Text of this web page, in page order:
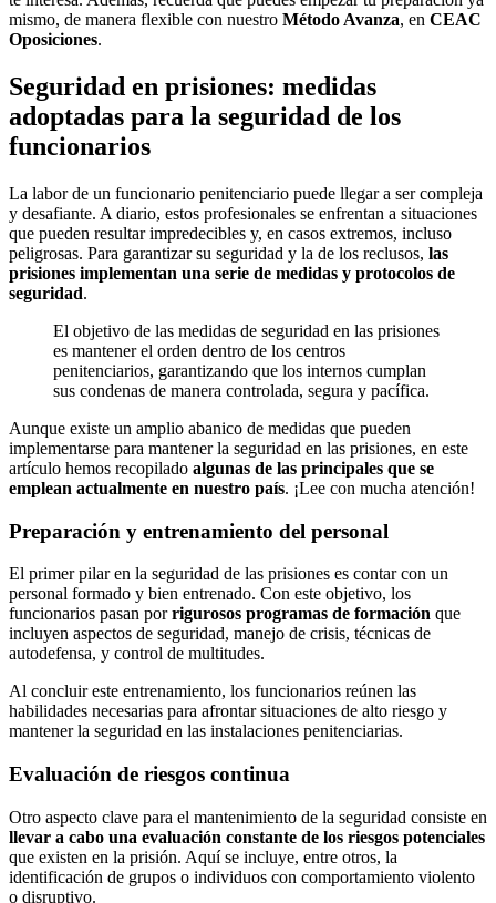
mismo, de manera flexible con nuestro Método Avanza, en CEAC
Oposiciones.
Seguridad en prisiones: medidas
adoptadas para la seguridad de los
funcionarios
La labor de un funcionario penitenciario puede llegar a ser compleja
y desafiante. A diario, estos profesionales se enfrentan a situaciones
que pueden resultar impredecibles y, en casos extremos, incluso
peligrosas. Para garantizar su seguridad y la de los reclusos, las
prisiones implementan una serie de medidas y protocolos de
seguridad.
El objetivo de las medidas de seguridad en las prisiones
es mantener el orden dentro de los centros
penitenciarios, garantizando que los internos cumplan
sus condenas de manera controlada, segura y pacífica.
Aunque existe un amplio abanico de medidas que pueden
implementarse para mantener la seguridad en las prisiones, en este
artículo hemos recopilado algunas de las principales que se
emplean actualmente en nuestro país. ¡Lee con mucha atención!
Preparación y entrenamiento del personal
El primer pilar en la seguridad de las prisiones es contar con un
personal formado y bien entrenado. Con este objetivo, los
funcionarios pasan porrigurosos programas de formación que
incluyen aspectos de seguridad, manejo de crisis, técnicas de
autodefensa, y control de multitudes.
Al concluir este entrenamiento, los funcionarios reúnen las
habilidades necesarias para afrontar situaciones de alto riesgo y
mantener la seguridad en las instalaciones penitenciarias.
Evaluación de riesgos continua
Otro aspecto clave para el mantenimiento de la seguridad consiste en
llevar a cabo una evaluación constante de los riesgos potenciales
que existen en la prisión. Aquí se incluye, entre otros, la
identificación de grupos o individuos con comportamiento violento
o disruptivo.